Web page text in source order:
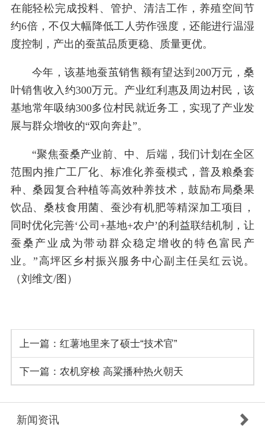
在能轻松完成投料、管护、清洁工作，养殖空间节
约6倍，不仅大幅降低工人劳作强度，还能进行温湿
度控制，产出的蚕茧品质更稳、质量更优。
今年，该基地蚕茧销售额有望达到200万元，桑
叶销售收入约300万元。产业红利惠及周边村民，该
基地常年吸纳300多位村民就近务工，实现了产业发
展与群众增收的“双向奔赴”。
“聚焦蚕桑产业前、中、后端，我们计划在全区
范围内推广工厂化、标准化养蚕模式，普及粮桑套
种、桑园复合种植等高效种养技术，鼓励布局桑果
饮品、桑枝食用菌、蚕沙有机肥等精深加工项目，
同时优化完善‘公司+基地+农户’的利益联结机制，让
蚕桑产业成为带动群众稳定增收的特色富民产
业。”高坪区乡村振兴服务中心副主任吴红云说。
（刘维文/图）
上一篇： 红薯地里来了硕士“技术官”
下一篇： 农机穿梭 高粱播种热火朝天
新闻资讯